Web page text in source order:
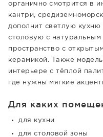
органично смотрится в
кантри,
дополнит светлую
столовую с натуральным
пространство с
керамикой. Также
интерьере с тёплой
где нужны мягкие
Для каких
для кухни
для столовой зоны